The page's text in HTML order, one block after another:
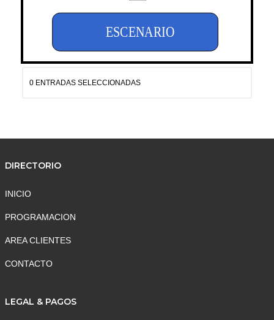
ESCENARIO
0 ENTRADAS SELECCIONADAS
DIRECTORIO
INICIO
PROGRAMACION
AREA CLIENTES
CONTACTO
LEGAL & PAGOS